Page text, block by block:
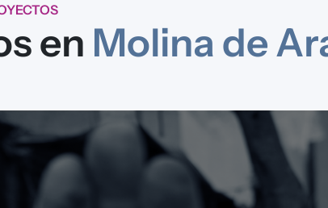
en Molina de